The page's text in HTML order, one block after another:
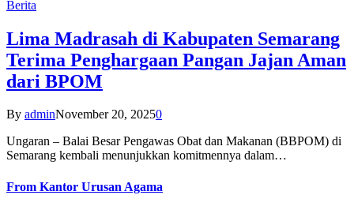
Berita
Lima Madrasah di Kabupaten Semarang
Terima Penghargaan Pangan Jajan Aman
dari BPOM
By adminNovember 20, 20250
Ungaran – Balai Besar Pengawas Obat dan Makanan (BBPOM) di
Semarang kembali menunjukkan komitmennya dalam…
From Kantor Urusan Agama